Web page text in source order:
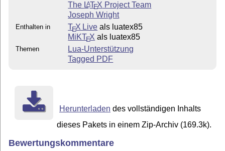
The LATEX Project Team
Joseph Wright
Enthalten in TEX Live als luatex85
MiKTEX als luatex85
Themen
Lua-Unterstützung
Tagged PDF
Herunterladen des vollständigen Inhalts
dieses Pakets in einem Zip-Archiv (169.3k).
Bewertungskommentare